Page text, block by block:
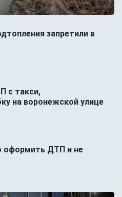
запретили в
с такси,
на воронежской улице
оформить ДТП и не